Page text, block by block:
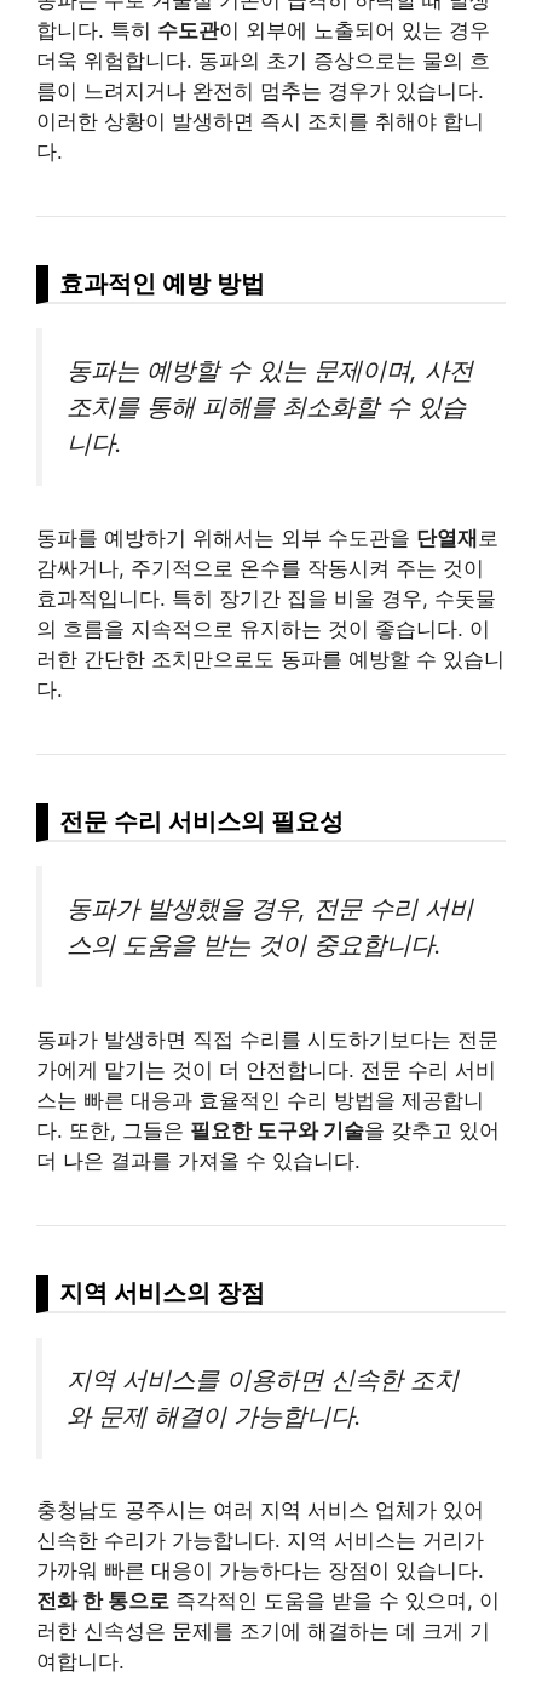
합니다. 특히 수도관이 외부에 노출되어 있는 경우
더욱 위험합니다. 동파의 초기 증상으로는 물의 흐
름이 느려지거나 완전히 멈추는 경우가 있습니다.
이러한 상황이 발생하면 즉시 조치를 취해야 합니
다.
효과적인 예방 방법
동파는 예방할 수 있는 문제이며, 사전
조치를 통해 피해를 최소화할 수 있습
니다.
동파를 예방하기 위해서는 외부 수도관을 단열재 로
감싸거나, 주기적으로 온수를 작동시켜 주는 것이
효과적입니다. 특히 장기간 집을 비울 경우, 수돗물
의 흐름을 지속적으로 유지하는 것이 좋습니다. 이
러한 간단한 조치만으로도 동파를 예방할 수 있습니
다.
전문 수리 서비스의 필요성
동파가 발생했을 경우, 전문 수리 서비
스의 도움을 받는 것이 중요합니다.
동파가 발생하면 직접 수리를 시도하기보다는 전문
가에게 맡기는 것이 더 안전합니다. 전문 수리 서비
스는 빠른 대응과 효율적인 수리 방법을 제공합니
다. 또한, 그들은 필요한 도구와 기술을 갖추고 있어
더 나은 결과를 가져올 수 있습니다.
지역 서비스의 장점
지역 서비스를 이용하면 신속한 조치
와 문제 해결이 가능합니다.
충청남도 공주시는 여러 지역 서비스 업체가 있어
신속한 수리가 가능합니다. 지역 서비스는 거리가
가까워 빠른 대응이 가능하다는 장점이 있습니다.
전화 한 통으로 즉각적인 도움을 받을 수 있으며, 이
러한 신속성은 문제를 조기에 해결하는 데 크게 기
여합니다.